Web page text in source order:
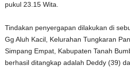
pukul 23.15 Wita.
Tindakan penyergapan dilakukan di
Gg Aluh Kacil, Kelurahan Tungkaran
Simpang Empat, Kabupaten Tanah
berhasil ditangkap adalah Deddy (39)